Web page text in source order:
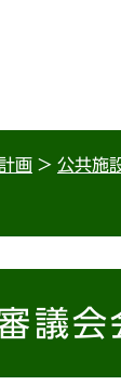
画 > 公共施
議会